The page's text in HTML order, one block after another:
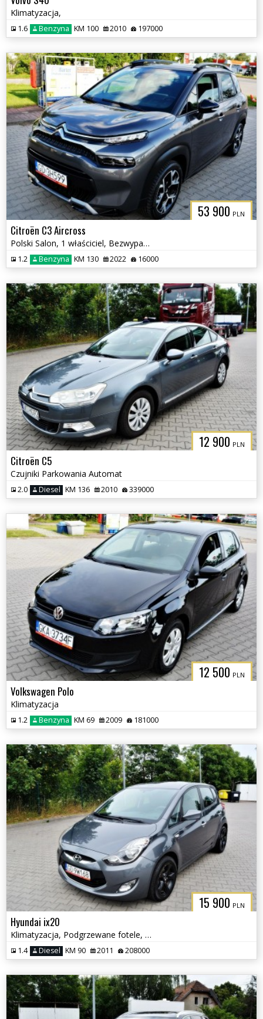
Klimatyzacja,
1.6 Benzyna KM 100 2010 197000
53 900 PLN
Citroën C3 Aircross
Polski Salon, 1 właściciel, Bezwypadkowy
1.2 Benzyna KM 130 2022 16000
12 900 PLN
Citroën C5
Czujniki Parkowania Automat
2.0 Diesel KM 136 2010 339000
12 500 PLN
Volkswagen Polo
Klimatyzacja
1.2 Benzyna KM 69 2009 181000
15 900 PLN
Hyundai ix20
Klimatyzacja, Podgrzewane fotele, Serwisowany
1.4 Diesel KM 90 2011 208000